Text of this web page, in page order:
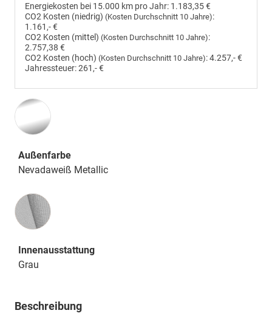
Energiekosten bei 15.000 km pro Jahr: 1.183,35 €
CO2 Kosten (niedrig) (Kosten Durchschnitt 10 Jahre):
1.161,- €
CO2 Kosten (mittel) (Kosten Durchschnitt 10 Jahre):
2.757,38 €
CO2 Kosten (hoch) (Kosten Durchschnitt 10 Jahre):4.257,- €
Jahressteuer:261,- €
Außenfarbe
Nevadaweiß Metallic
Innenausstattung
Innenausstattung
Grau
Beschreibung